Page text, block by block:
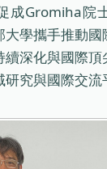
成Gromiha院
大學攜手推動
深化與國際
究與國際交